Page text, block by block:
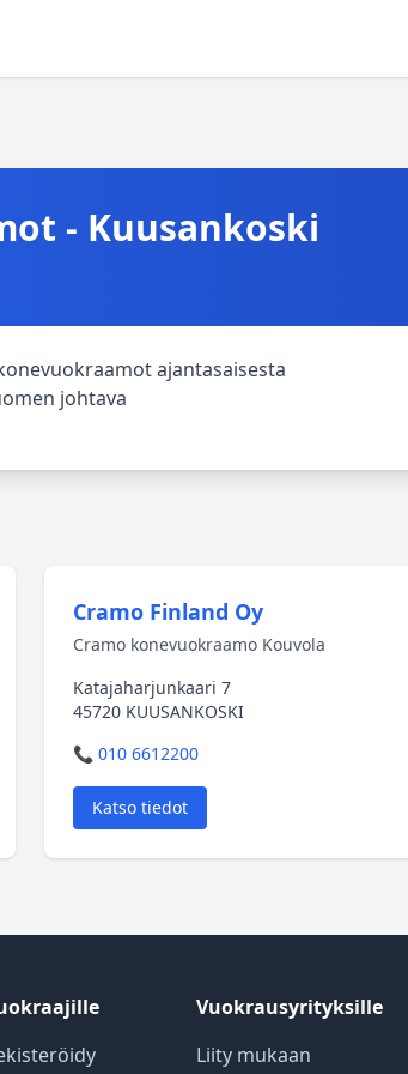
- Kuusankoski
ajantasaisesta
johtava
Cramo Finland Oy
Cramo konevuokraamo Kouvola
Katajaharjunkaari 7
45720 KUUSANKOSKI
📞 010 6612200
Katso tiedot
Vuokrausyrityksille
Liity mukaan